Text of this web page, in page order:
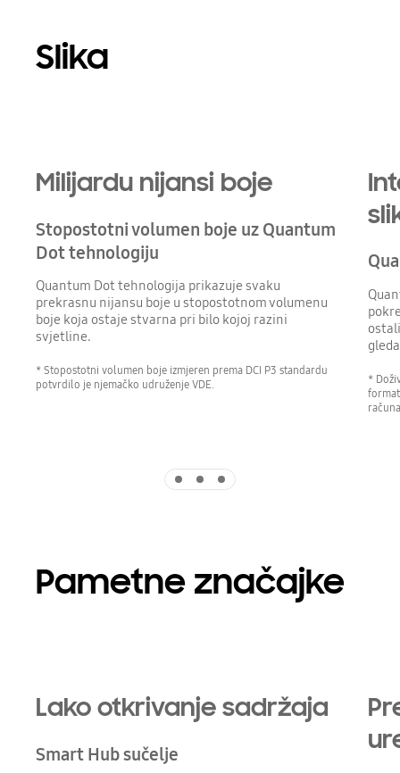
Slika
Milijardu nijansi boje
Stopostotni volumen boje uz Quantum
Dot tehnologiju
Quantum Dot tehnologija prikazuje svaku
prekrasnu nijansu boje u stopostotnom volumenu
boje koja ostaje stvarna pri bilo kojoj razini
svjetline.
* Stopostotni volumen boje izmjeren prema DCI P3 standardu
potvrdilo je njemačko udruženje VDE.
*
Pametne značajke
Lako otkrivanje sadržaja
Smart Hub sučelje